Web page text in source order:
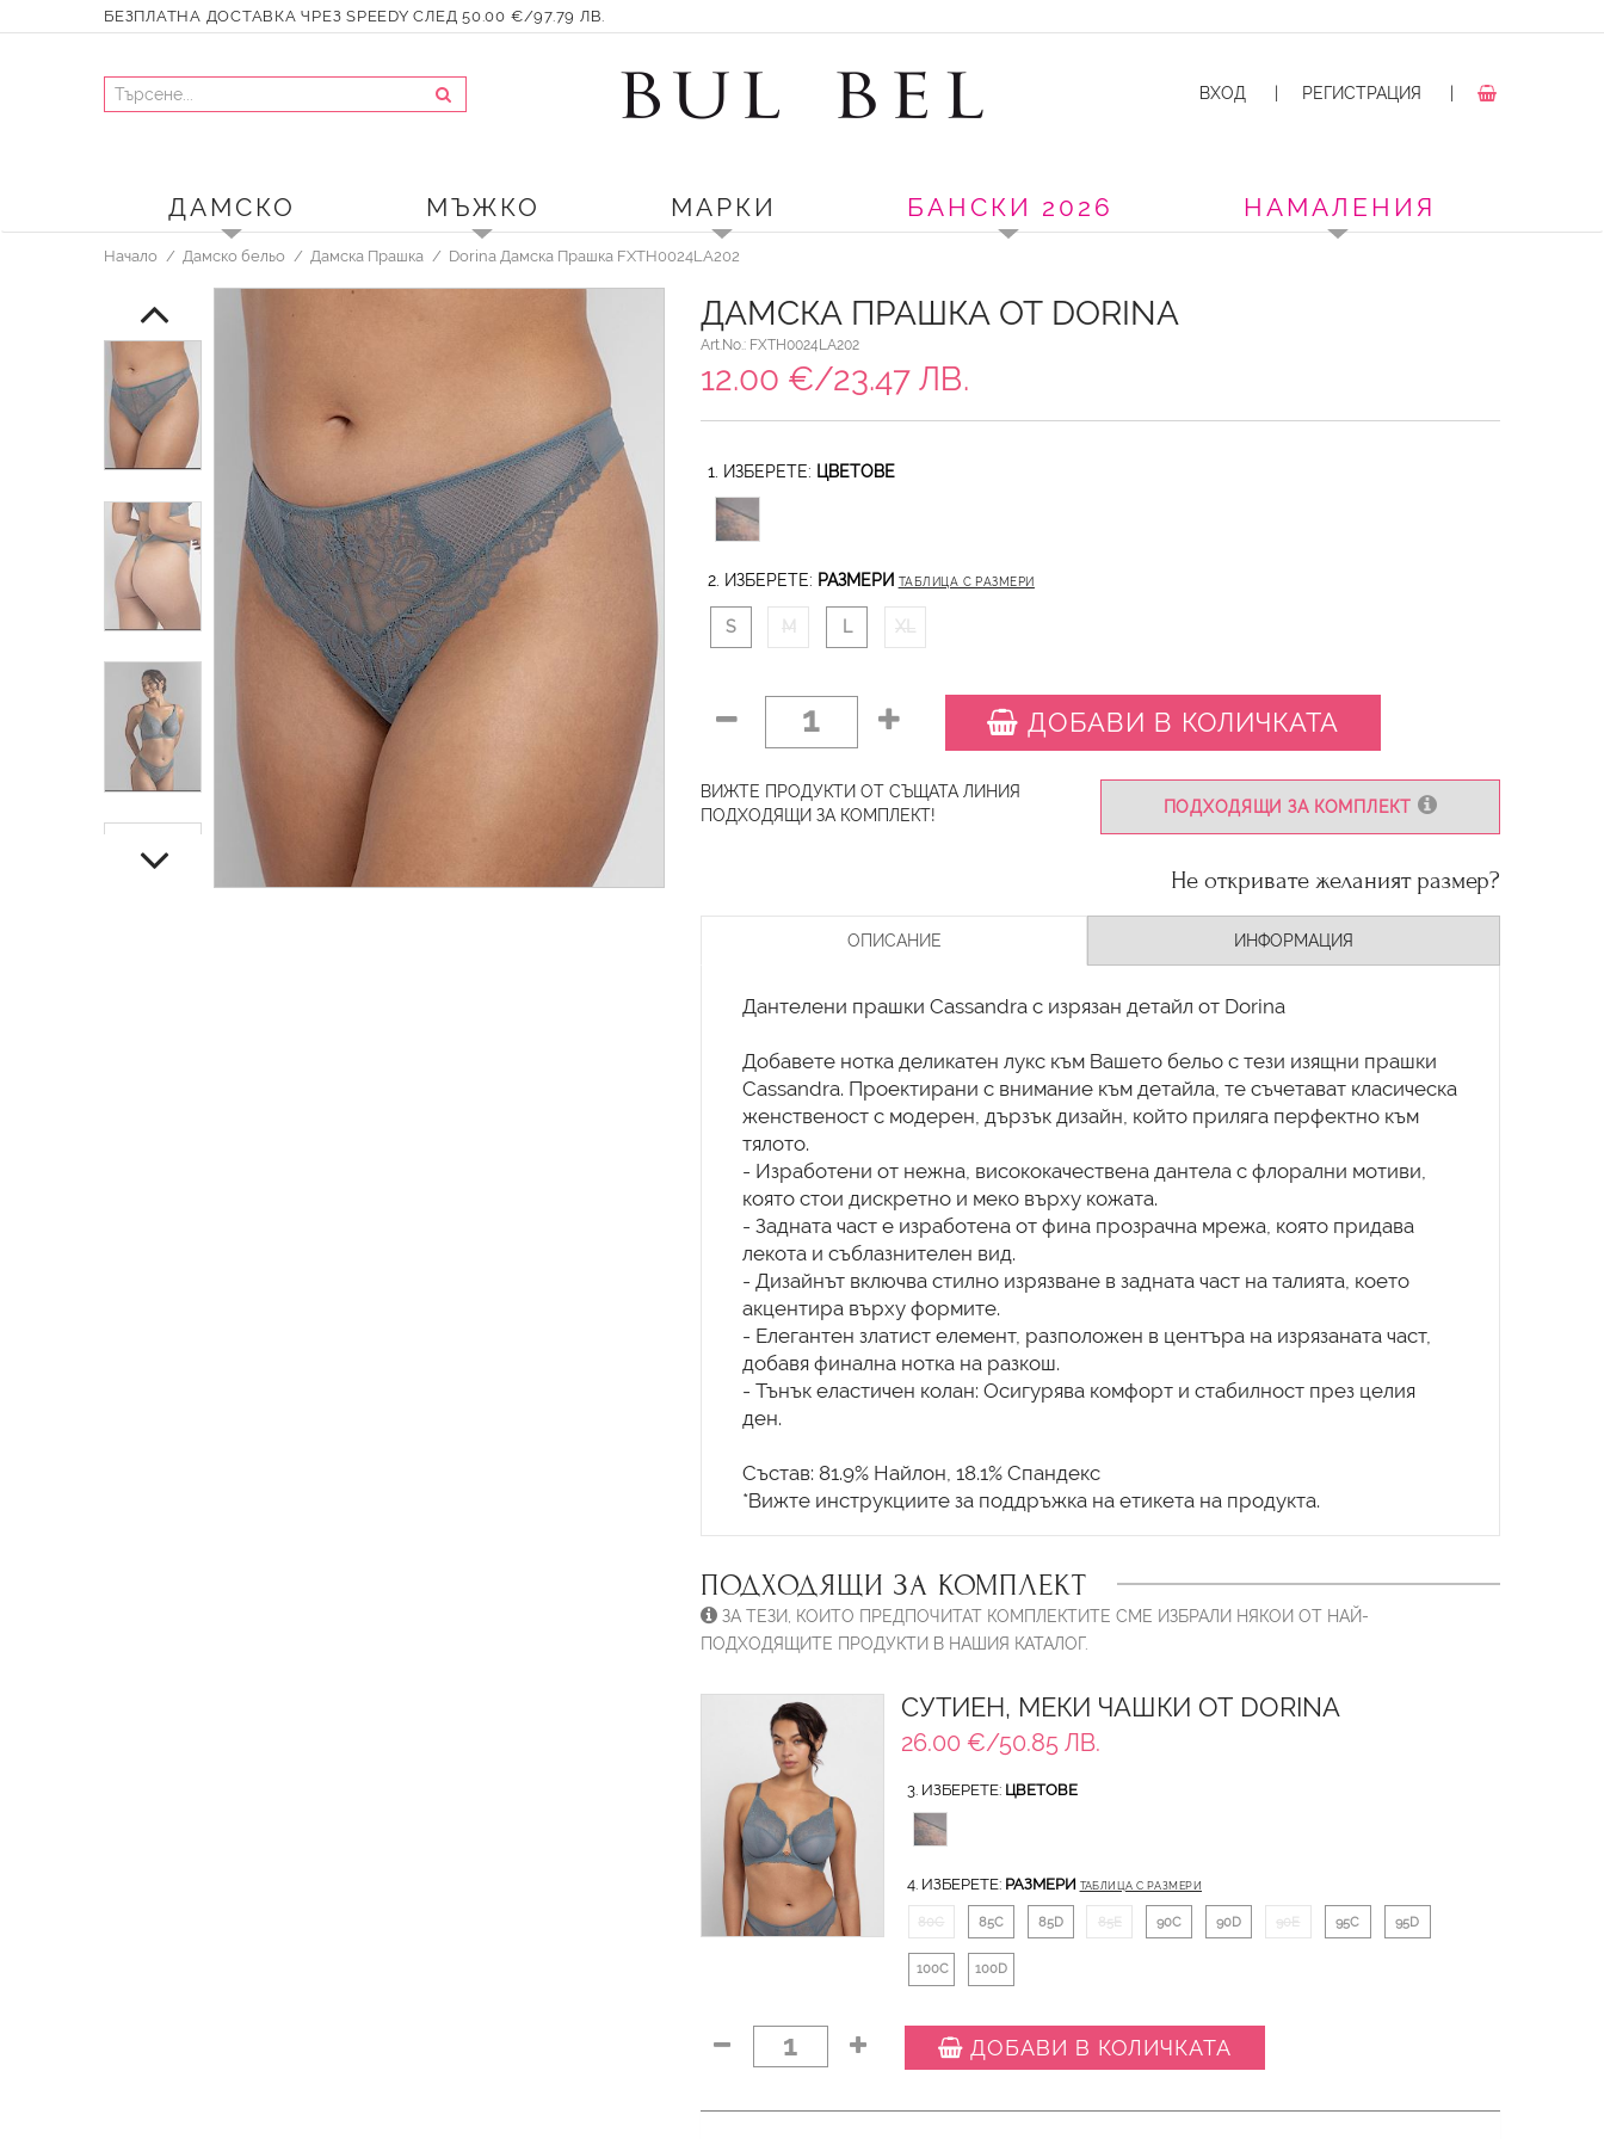
БЕЗПЛАТНА ДОСТАВКА ЧРЕЗ SPEEDY СЛЕД 50.00 €/97.79 ЛВ.
ВХОД РЕГИСТРАЦИЯ
ДАМСКО МЪЖКО МАРКИ БАНСКИ 2026 НАМАЛЕНИЯ
Начало Дамско бельо Дамска Прашка Dorina Дамска Прашка FXTH0024LA202
ДАМСКА ПРАШКА ОТ DORINA
Art.No.: FXTH0024LA202
12.00 €/23.47 ЛВ.
1. ИЗБЕРЕТЕ: ЦВЕТОВЕ
2. ИЗБЕРЕТЕ: РАЗМЕРИ ТАБЛИЦА С РАЗМЕРИ
S M L XL
1 ДОБАВИ В КОЛИЧКАТА
ПОДХОДЯЩИ ЗА КОМПЛЕКТ
ВИЖТЕ ПРОДУКТИ ОТ СЪЩАТА ЛИНИЯ
ПОДХОДЯЩИ ЗА КОМПЛЕКТ!
Не откривате желаният размер?
ОПИСАНИЕ ИНФОРМАЦИЯ
Дантелени прашки Cassandra с изрязан детайл от Dorina
Добавете нотка деликатен лукс към Вашето бельо с тези изящни прашки
Cassandra. Проектирани с внимание към детайла, те съчетават класическа
женственост с модерен, дързък дизайн, който приляга перфектно към
тялото.
- Изработени от нежна, висококачествена дантела с флорални мотиви,
която стои дискретно и меко върху кожата.
- Задната част е изработена от фина прозрачна мрежа, която придава
лекота и съблазнителен вид.
- Дизайнът включва стилно изрязване в задната част на талията, което
акцентира върху формите.
- Елегантен златист елемент, разположен в центъра на изрязаната част,
добавя финална нотка на разкош.
- Тънък еластичен колан: Осигурява комфорт и стабилност през целия
ден.
Състав: 81.9% Найлон, 18.1% Спандекс
*Вижте инструкциите за поддръжка на етикета на продукта.
ПОДХОДЯЩИ ЗА КОМПЛЕКТ
ЗА ТЕЗИ, КОИТО ПРЕДПОЧИТАТ КОМПЛЕКТИТЕ СМЕ ИЗБРАЛИ НЯКОИ ОТ НАЙ-
ПОДХОДЯЩИТЕ ПРОДУКТИ В НАШИЯ КАТАЛОГ.
СУТИЕН, МЕКИ ЧАШКИ ОТ DORINA
26.00 €/50.85 ЛВ.
3. ИЗБЕРЕТЕ: ЦВЕТОВЕ
4. ИЗБЕРЕТЕ: РАЗМЕРИ ТАБЛИЦА С РАЗМЕРИ
80C 85C 85D 85E 90C 90D 90E 95C 95D
100C 100D
1 ДОБАВИ В КОЛИЧКАТА